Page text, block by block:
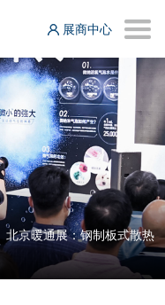
展商中心
北京暖通展：钢制板式散热